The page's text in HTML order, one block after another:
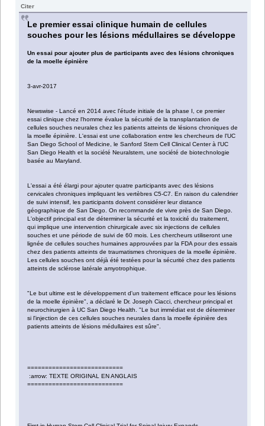
Citer
Le premier essai clinique humain de cellules
souches pour les lésions médullaires se développe
Un essai pour ajouter plus de participants avec des lésions chroniques
de la moelle épinière
3-avr-2017
Newswise - Lancé en 2014 avec l'étude initiale de la phase I, ce premier
essai clinique chez l'homme évalue la sécurité de la transplantation de
cellules souches neurales chez les patients atteints de lésions chroniques de
la moelle épinière. L'essai est une collaboration entre les chercheurs de l'UC
San Diego School of Medicine, le Sanford Stem Cell Clinical Center à l'UC
San Diego Health et la société Neuralstem, une société de biotechnologie
basée au Maryland.
L'essai a été élargi pour ajouter quatre participants avec des lésions
cervicales chroniques impliquant les vertèbres C5-C7. En raison du calendrier
de suivi intensif, les participants doivent considérer leur distance
géographique de San Diego. On recommande de vivre près de San Diego.
L'objectif principal est de déterminer la sécurité et la toxicité du traitement,
qui implique une intervention chirurgicale avec six injections de cellules
souches et une période de suivi de 60 mois. Les chercheurs utiliseront une
lignée de cellules souches humaines approuvées par la FDA pour des essais
chez des patients atteints de traumatismes chroniques de la moelle épinière.
Les cellules souches ont déjà été testées pour la sécurité chez des patients
atteints de sclérose latérale amyotrophique.
"Le but ultime est le développement d'un traitement efficace pour les lésions
de la moelle épinière", a déclaré le Dr. Joseph Ciacci, chercheur principal et
neurochirurgien à UC San Diego Health. "Le but immédiat est de déterminer
si l'injection de ces cellules souches neurales dans la moelle épinière des
patients atteints de lésions médullaires est sûre".
===========================
:arrow: TEXTE ORIGINAL EN ANGLAIS
===========================